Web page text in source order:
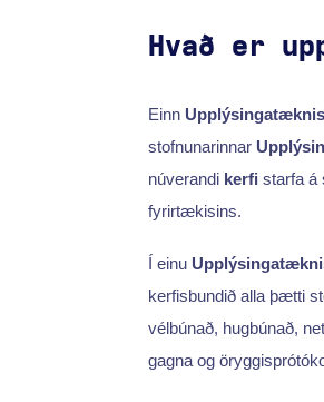
Hvað er
Einn
stofnunarinnar
núverandi kerfi starfa á
fyrirtækisins.
Í einu
kerfisbundið alla þætti
vélbúnað, hugbúnað,
gagna og